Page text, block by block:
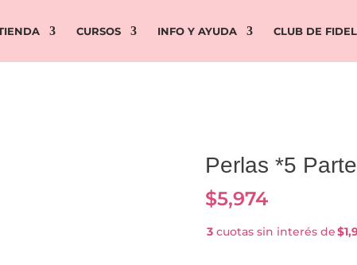
CURSOS INFO Y AYUDA CLUB DE
Perlas *5
$5,974
3cuotas sin interés de